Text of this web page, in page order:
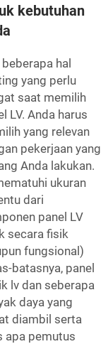
kebutuhan
hal
yang perlu
saat memilih
LV. Anda harus
yang relevan
pekerjaan yang
Anda lakukan.
ukuran
dari
panel LV
secara fisik
fungsional)
batasnya, panel
lv dan seberapa
daya yang
diambil serta
apa pemutus